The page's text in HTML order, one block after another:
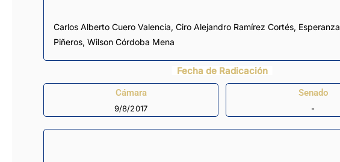
Carlos Alberto Cuero Valencia, Ciro Alejandro Ramírez Cortés,
Piñeros, Wilson Córdoba Mena
Fecha de Radicación
Cámara
9/8/2017
Senado
-